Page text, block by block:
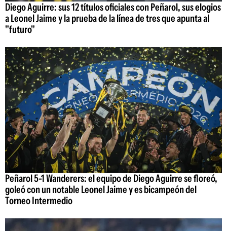
Diego Aguirre: sus 12 títulos oficiales con Peñarol, sus elogios
a Leonel Jaime y la prueba de la línea de tres que apunta al
"futuro"
Peñarol 5-1 Wanderers: el equipo de Diego Aguirre se floreó,
goleó con un notable Leonel Jaime y es bicampeón del
Torneo Intermedio